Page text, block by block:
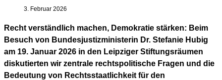
3. Februar 2026
Recht verständlich machen, Demokratie stärken: Beim
Besuch von Bundesjustizministerin Dr. Stefanie Hubig
am 19. Januar 2026 in den Leipziger Stiftungsräumen
diskutierten wir zentrale rechtspolitische Fragen und die
Bedeutung von Rechtsstaatlichkeit für den